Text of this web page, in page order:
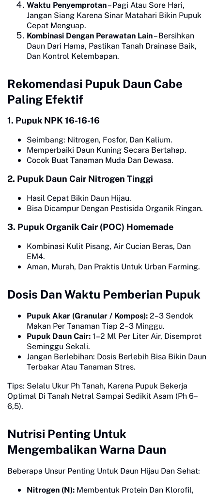
Waktu Penyemprotan– Pagi Atau Sore Hari,
Jangan Siang Karena Sinar Matahari Bikin Pupuk
Cepat Menguap.
Kombinasi Dengan Perawatan Lain– Bersihkan
Daun Dari Hama, Pastikan Tanah Drainase Baik,
Dan Kontrol Kelembapan.
Rekomendasi Pupuk Daun Cabe
Paling Efektif
1. Pupuk NPK 16-16-16
Seimbang: Nitrogen, Fosfor, Dan Kalium.
Memperbaiki Daun Kuning Secara Bertahap.
Cocok Buat Tanaman Muda Dan Dewasa.
2. Pupuk Daun Cair Nitrogen Tinggi
Hasil Cepat Bikin Daun Hijau.
Bisa Dicampur Dengan Pestisida Organik Ringan.
3. Pupuk Organik Cair (POC) Homemade
Kombinasi Kulit Pisang, Air Cucian Beras, Dan
EM4.
Aman, Murah, Dan Praktis Untuk Urban Farming.
Dosis Dan Waktu Pemberian Pupuk
Pupuk Akar (Granular / Kompos): 2–3 Sendok
Makan Per Tanaman Tiap 2–3 Minggu.
Pupuk Daun Cair: 1–2 Ml Per Liter Air, Disemprot
Seminggu Sekali.
Jangan Berlebihan: Dosis Berlebih Bisa Bikin Daun
Terbakar Atau Tanaman Stres.
Tips: Selalu Ukur Ph Tanah, Karena Pupuk Bekerja
Optimal Di Tanah Netral Sampai Sedikit Asam (Ph 6–
6,5).
Nutrisi Penting Untuk
Mengembalikan Warna Daun
Beberapa Unsur Penting Untuk Daun Hijau Dan Sehat:
Nitrogen (N): Membentuk Protein Dan Klorofil,